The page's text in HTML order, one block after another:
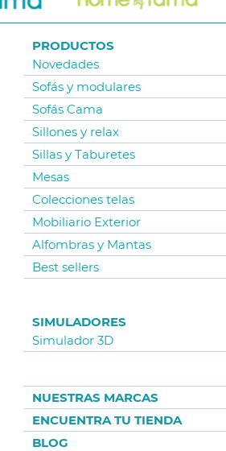
PRODUCTOS
Novedades
Sofás y modulares
Sofás Cama
Sillones y relax
Sillas y Taburetes
Mesas
Colecciones telas
Mobiliario Exterior
Alfombras y Mantas
Best sellers
SIMULADORES
Simulador 3D
NUESTRAS MARCAS
ENCUENTRA TU TIENDA
BLOG